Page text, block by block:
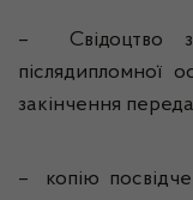
– Свідоцтво
післядипломної
закінчення
– копію